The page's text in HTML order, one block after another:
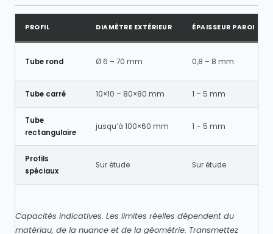
PROFIL DIAMÈTRE EXTÉRIEUR ÉPAISSEUR PAROI
Tube rond Ø 6 – 70 mm 0,8 – 8 mm
Tube carré 10×10 – 80×80 mm 1 – 5 mm
Tube
rectangulaire
jusqu’à 100×60 mm 1 – 5 mm
Profils
spéciaux
Sur étude Sur étude
Capacités indicatives. Les limites réelles dépendent du
matériau, de la nuance et de la géométrie. Transmettez